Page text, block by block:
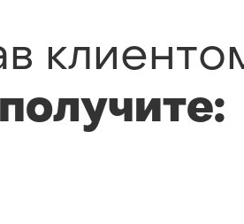
получите: